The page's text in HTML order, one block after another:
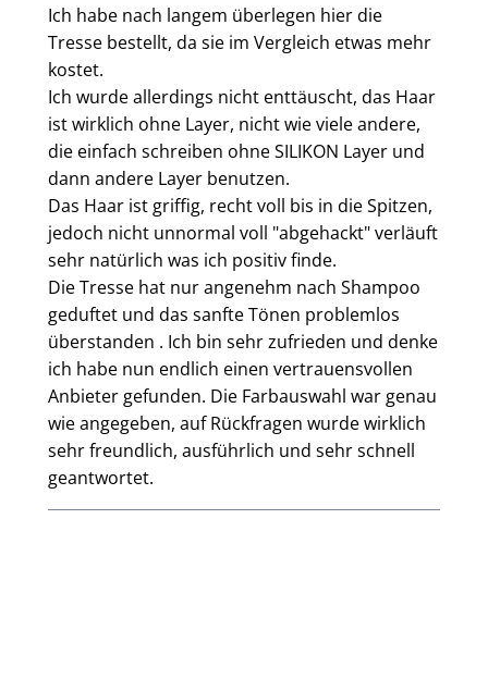
Ich habe nach langem überlegen hier die
Tresse bestellt, da sie im Vergleich etwas mehr
kostet.
Ich wurde allerdings nicht enttäuscht, das Haar
ist wirklich ohne Layer, nicht wie viele andere,
die einfach schreiben ohne SILIKON Layer und
dann andere Layer benutzen.
Das Haar ist griffig, recht voll bis in die Spitzen,
jedoch nicht unnormal voll "abgehackt" verläuft
sehr natürlich was ich positiv finde.
Die Tresse hat nur angenehm nach Shampoo
geduftet und das sanfte Tönen problemlos
überstanden . Ich bin sehr zufrieden und denke
ich habe nun endlich einen vertrauensvollen
Anbieter gefunden. Die Farbauswahl war genau
wie angegeben, auf Rückfragen wurde wirklich
sehr freundlich, ausführlich und sehr schnell
geantwortet.